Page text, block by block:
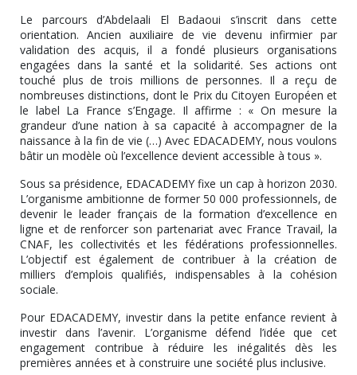
Le parcours d’Abdelaali El Badaoui s’inscrit dans cette
orientation. Ancien auxiliaire de vie devenu infirmier par
validation des acquis, il a fondé plusieurs organisations
engagées dans la santé et la solidarité. Ses actions ont
touché plus de trois millions de personnes. Il a reçu de
nombreuses distinctions, dont le Prix du Citoyen Européen et
le label La France s’Engage. Il affirme : « On mesure la
grandeur d’une nation à sa capacité à accompagner de la
naissance à la fin de vie (…) Avec EDACADEMY, nous voulons
bâtir un modèle où l’excellence devient accessible à tous ».
Sous sa présidence, EDACADEMY fixe un cap à horizon 2030.
L’organisme ambitionne de former 50 000 professionnels, de
devenir le leader français de la formation d’excellence en
ligne et de renforcer son partenariat avec France Travail, la
CNAF, les collectivités et les fédérations professionnelles.
L’objectif est également de contribuer à la création de
milliers d’emplois qualifiés, indispensables à la cohésion
sociale.
Pour EDACADEMY, investir dans la petite enfance revient à
investir dans l’avenir. L’organisme défend l’idée que cet
engagement contribue à réduire les inégalités dès les
premières années et à construire une société plus inclusive.